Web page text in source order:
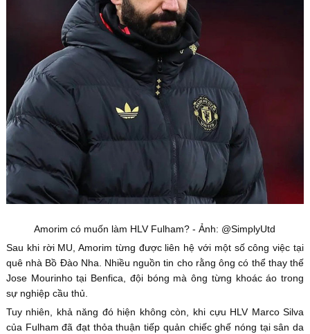
Amorim có muốn làm HLV Fulham? - Ảnh: @SimplyUtd
Sau khi rời MU, Amorim từng được liên hệ với một số công việc tại
quê nhà Bồ Đào Nha. Nhiều nguồn tin cho rằng ông có thể thay thế
Jose Mourinho tại Benfica, đội bóng mà ông từng khoác áo trong
sự nghiệp cầu thủ.
Tuy nhiên, khả năng đó hiện không còn, khi cựu HLV Marco Silva
của Fulham đã đạt thỏa thuận tiếp quản chiếc ghế nóng tại sân da